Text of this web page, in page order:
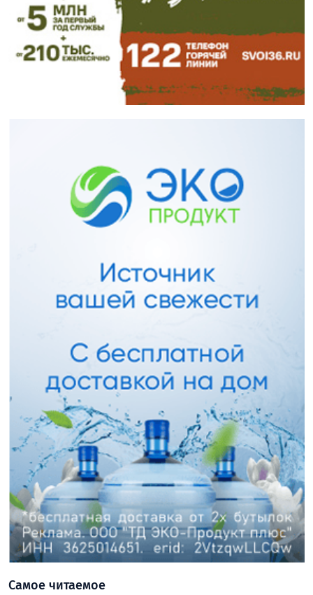
Самое читаемое